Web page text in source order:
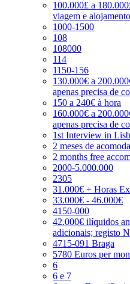
100.000£ a
viagem e alojamento
1000-1500
108
108000
114
1150-156
130.000€ a
apenas precisa de
150 a 240€ à hora
160.000€ a
apenas precisa de
1st Interview in
2 meses de
2 months free
2000-5.000.000
2305
31.000€ + Horas
33.000€ - 46.000€
4150-000
42.000€ ilíquidos
adicionais; registo
4715-091 Braga
5780 Euros per
6
6 e 7